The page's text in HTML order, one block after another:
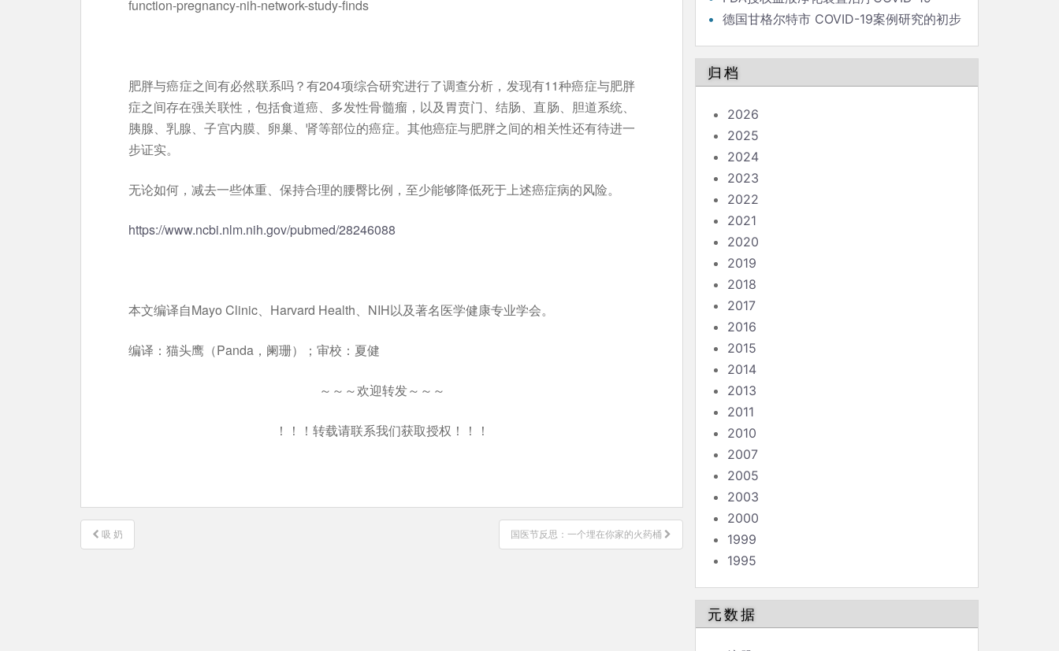
function-pregnancy-nih-network-study-finds
肥胖与癌症之间有必然联系吗？有204项综合研究进行了调查分析，发现有11种癌症与肥胖
症之间存在强关联性，包括食道癌、多发性骨髓瘤，以及胃贲门、结肠、直肠、胆道系统、
胰腺、乳腺、子宫内膜、卵巢、肾等部位的癌症。其他癌症与肥胖之间的相关性还有待进一
步证实。
无论如何，减去一些体重、保持合理的腰臀比例，至少能够降低死于上述癌症病的风险。
https://www.ncbi.nlm.nih.gov/pubmed/28246088
本文编译自Mayo Clinic、Harvard Health、NIH以及著名医学健康专业学会。
编译：猫头鹰（Panda，阑珊）；审校：夏健
～～～欢迎转发～～～
！！！转载请联系我们获取授权！！！
文
章
吸 奶 国医节反思：一个埋在你家的火药桶
德国甘格尔特市 COVID-19案例研究的初步
归档
2026
2025
2024
2023
2022
2021
2020
2019
2018
2017
2016
2015
2014
2013
2011
2010
2007
2005
2003
2000
1999
1995
元数据